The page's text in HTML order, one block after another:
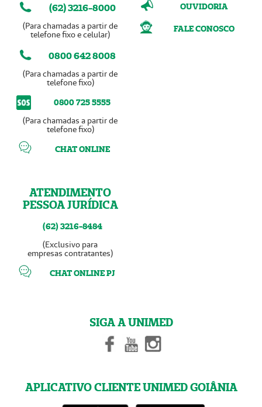
(62) 3216-8000
(Para chamadas a partir de
telefone fixo e celular)
0800 642 8008
(Para chamadas a partir de
telefone fixo)
0800 725 5555
(Para chamadas a partir de
telefone fixo)
CHAT ONLINE
ATENDIMENTO
PESSOA JURÍDICA
(62) 3216-8484
(Exclusivo para
empresas contratantes)
CHAT ONLINE PJ
OUVIDORIA
FALE CONOSCO
SIGA A UNIMED
APLICATIVO CLIENTE UNIMED GOIÂNIA